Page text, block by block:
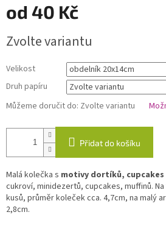
od 40 Kč
cena:
Zvolte variantu
Velikost
Druh papíru
Můžeme doručit do: Zvolte variantu
Přidat do košíku
Malá kolečka s motivy dortíků, cupcakes
cukroví, minidezertů, cupcakes, muffinů.
kusů, průměr koleček cca. 4,7cm, na malý
2,8cm.